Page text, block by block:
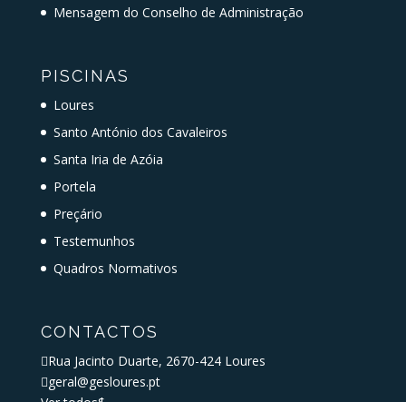
Mensagem do Conselho de Administração
PISCINAS
Loures
Santo António dos Cavaleiros
Santa Iria de Azóia
Portela
Preçário
Testemunhos
Quadros Normativos
CONTACTOS
Rua Jacinto Duarte, 2670-424 Loures
geral@gesloures.pt